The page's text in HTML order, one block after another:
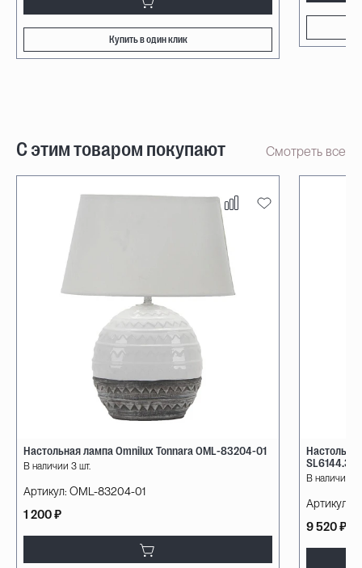
Купить в один клик
С этим товаром покупают Смотреть все
Настольная лампа Omnilux Tonnara OML-83204-01
В наличии 3 шт.
Артикул: OML-83204-01
1 200 ₽
В наличии
Артикул:
9 520 ₽